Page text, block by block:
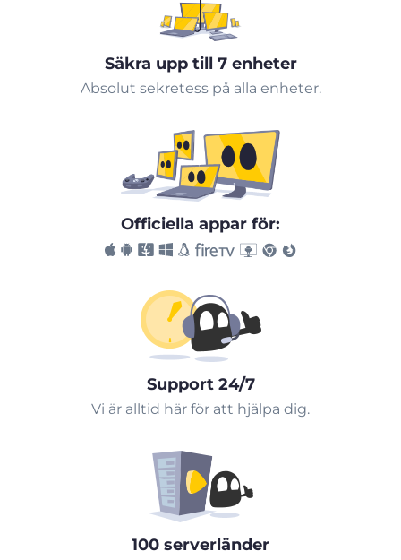
Säkra upp till 7 enheter
Absolut sekretess på alla enheter.
Officiella appar för:
Support 24/7
Vi är alltid här för att hjälpa dig.
100 serverländer